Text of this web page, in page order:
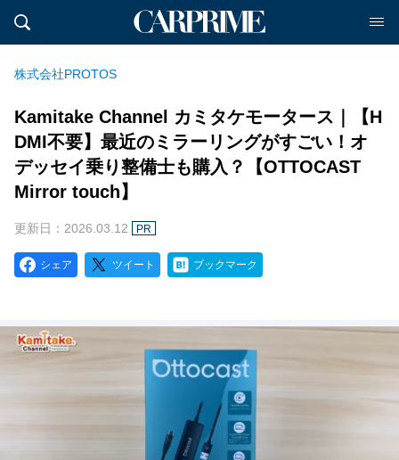
株式会社PROTOS
Kamitake Channel カミタケモータース｜【H
DMI不要】最近のミラーリングがすごい！オ
デッセイ乗り整備士も購入？【OTTOCAST
Mirror touch】
更新日：2026.03.12 PR
シェア ツイート ブックマーク